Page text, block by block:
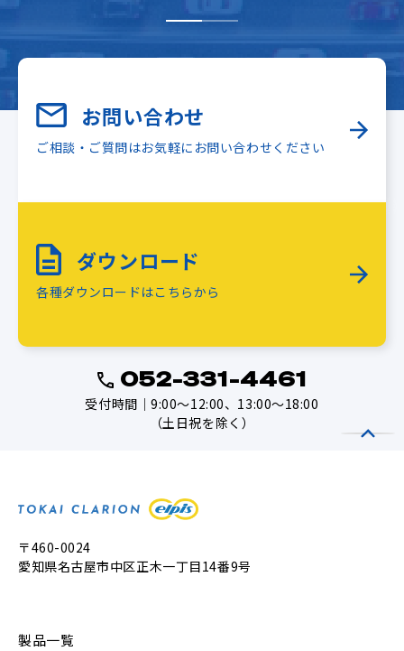
お問い合わせ
ご相談・ご質問はお気軽にお問い合わせください
ダウンロード
各種ダウンロードはこちらから
052-331-4461
受付時間｜9:00～12:00、13:00～18:00
（土日祝を除く）
〒460-0024
愛知県名古屋市中区正木一丁目14番9号
製品一覧